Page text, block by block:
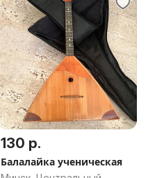
130 р.
Балалайка ученическая